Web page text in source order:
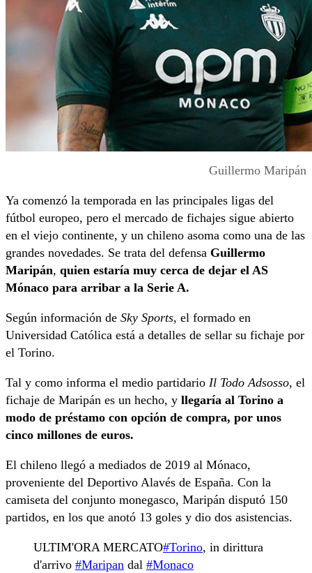
Guillermo Maripán
Ya comenzó la temporada en las principales ligas del
fútbol europeo, pero el mercado de fichajes sigue abierto
en el viejo continente, y un chileno asoma como una de las
grandes novedades. Se trata del defensa Guillermo
Maripán, quien estaría muy cerca de dejar el AS
Mónaco para arribar a la Serie A.
Según información de Sky Sports, el formado en
Universidad Católica está a detalles de sellar su fichaje por
el Torino.
Tal y como informa el medio partidario Il Todo Adsosso, el
fichaje de Maripán es un hecho, y llegaría al Torino a
modo de préstamo con opción de compra, por unos
cinco millones de euros.
El chileno llegó a mediados de 2019 al Mónaco,
proveniente del Deportivo Alavés de España. Con la
camiseta del conjunto monegasco, Maripán disputó 150
partidos, en los que anotó 13 goles y dio dos asistencias.
ULTIM'ORA MERCATO#Torino, in dirittura
d'arrivo #Maripan dal #Monaco